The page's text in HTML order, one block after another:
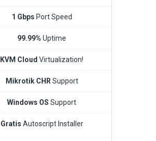
1 Gbps Port Speed
99.99% Uptime
KVM Cloud Virtualization!
Mikrotik CHR Support
Windows OS Support
Gratis Autoscript Installer